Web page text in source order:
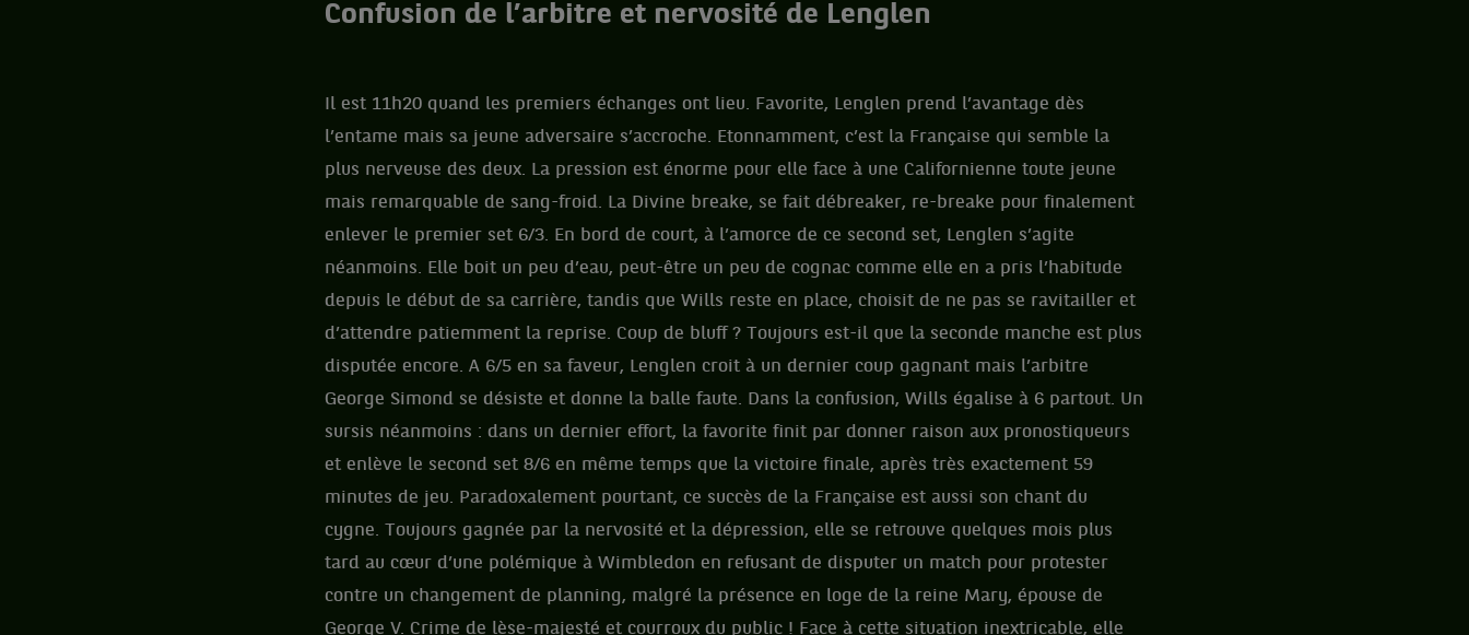
Confusion de l’arbitre et nervosité de Lenglen
Il est 11h20 quand les premiers échanges ont lieu. Favorite, Lenglen prend l’avantage dès
l’entame mais sa jeune adversaire s’accroche. Etonnamment, c’est la Française qui semble la
plus nerveuse des deux. La pression est énorme pour elle face à une Californienne toute jeune
mais remarquable de sang-froid. La Divine breake, se fait débreaker, re-breake pour finalement
enlever le premier set 6/3. En bord de court, à l’amorce de ce second set, Lenglen s’agite
néanmoins. Elle boit un peu d’eau, peut-être un peu de cognac comme elle en a pris l’habitude
depuis le début de sa carrière, tandis que Wills reste en place, choisit de ne pas se ravitailler et
d’attendre patiemment la reprise. Coup de bluff ? Toujours est-il que la seconde manche est plus
disputée encore. A 6/5 en sa faveur, Lenglen croit à un dernier coup gagnant mais l’arbitre
George Simond se désiste et donne la balle faute. Dans la confusion, Wills égalise à 6 partout. Un
sursis néanmoins : dans un dernier effort, la favorite finit par donner raison aux pronostiqueurs
et enlève le second set 8/6 en même temps que la victoire finale, après très exactement 59
minutes de jeu. Paradoxalement pourtant, ce succès de la Française est aussi son chant du
cygne. Toujours gagnée par la nervosité et la dépression, elle se retrouve quelques mois plus
tard au cœur d’une polémique à Wimbledon en refusant de disputer un match pour protester
contre un changement de planning, malgré la présence en loge de la reine Mary, épouse de
George V. Crime de lèse-majesté et courroux du public ! Face à cette situation inextricable, elle